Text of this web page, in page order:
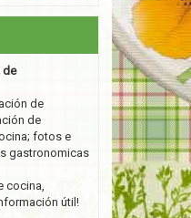
de
de
de
fotos e
gastronomicas
cocina,
útil!